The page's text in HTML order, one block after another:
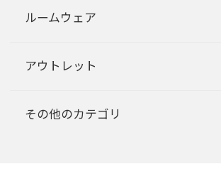
ルームウェア
アウトレット
その他のカテゴリ